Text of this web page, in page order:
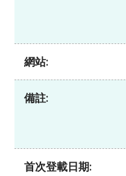
網站:
備註:
首次登載日期: